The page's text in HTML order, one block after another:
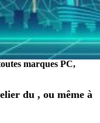
marques PC,
du , ou même à